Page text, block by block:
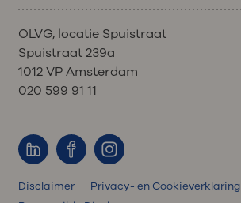
OLVG, locatie Spuistraat
Spuistraat 239a
1012 VP Amsterdam
020 599 91 11
Disclaimer Privacy- en Cookieverklaring